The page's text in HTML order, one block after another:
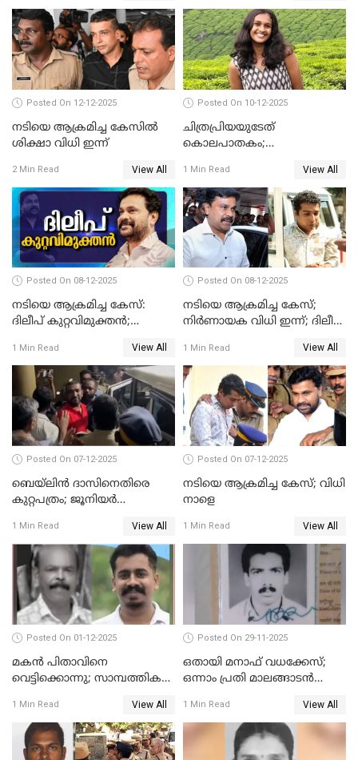
Posted On 12-12-2025
നടിയെ ആക്രമിച്ച കേസിൽ
ശിക്ഷാ വിധി ഇന്ന്
2 Min Read View All
Posted On 10-12-2025
ചിത്രപ്രിയയുടേത്
കൊലപാതകം;
സമ്മതിച്ചെന്ന് പൊലീസ്
1 Min Read View All
Posted On 08-12-2025
നടിയെ ആക്രമിച്ച കേസ്:
ദിലീപ് കുറ്റവിമുക്തന്‍;
പ്രതികള്‍ കുറ്റക്കാര്‍;
ശിക്ഷവിധി 12 ന്
1 Min Read View All
Posted On 08-12-2025
നടിയെ ആക്രമിച്ച കേസ്;
നിർണായക വിധി ഇന്ന്; ദിലീപ്
1 Min Read View All
Posted On 07-12-2025
ബെയ്‌ലിന്‍ ദാസിനെതിരെ
കുറ്റപത്രം; ജൂനിയർ
മർദിച്ച കേസ്
1 Min Read View All
Posted On 07-12-2025
നടിയെ ആക്രമിച്ച കേസ്; വിധി
നാളെ
1 Min Read View All
Posted On 01-12-2025
മകൻ പിതാവിനെ
വെട്ടിക്കൊന്നു; സാമ്പത്തിക
1 Min Read View All
Posted On 29-11-2025
ഒതായി മനാഫ് വധക്കേസ്;
ഒന്നാം പ്രതി മാലങ്ങാടൻ
ഒരു ലക്ഷം രൂപ പിഴ
1 Min Read View All